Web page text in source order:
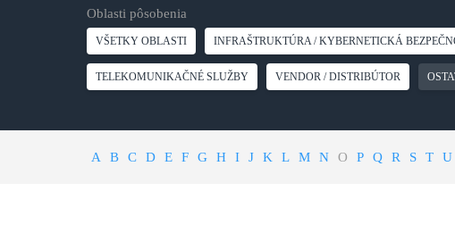
Oblasti pôsobenia
VŠETKY OBLASTI INFRAŠTRUKTÚRA / KYBERNETICKÁ
TELEKOMUNIKAČNÉ SLUŽBY VENDOR / DISTRIBÚTOR
A B C D E F G H I J K L M N O P Q R S T U